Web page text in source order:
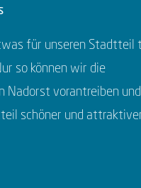
für unseren Stadtteil
so können wir die
Nadorst vorantreiben und
schöner und